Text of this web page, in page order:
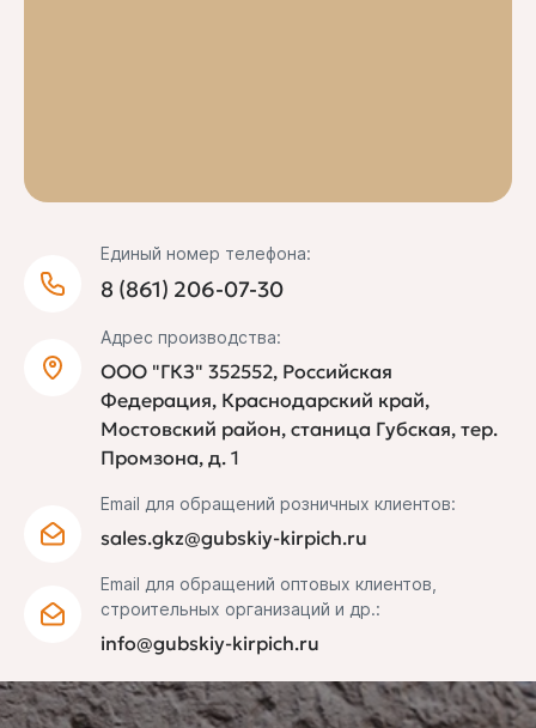
Единый номер телефона:
8 (861) 206-07-30
Адрес производства:
ООО "ГКЗ" 352552, Российская
Федерация, Краснодарский край,
Мостовский район, станица Губская, тер.
Промзона, д. 1
Email для обращений розничных клиентов:
sales.gkz@gubskiy-kirpich.ru
Email для обращений оптовых клиентов,
строительных организаций и др.:
info@gubskiy-kirpich.ru